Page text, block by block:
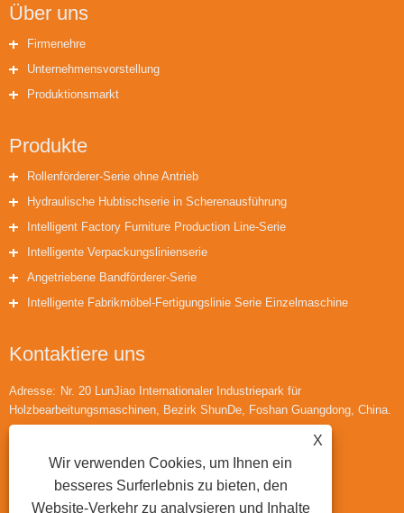
Über uns
Firmenehre
Unternehmensvorstellung
Produktionsmarkt
Produkte
Rollenförderer-Serie ohne Antrieb
Hydraulische Hubtischserie in Scherenausführung
Intelligent Factory Furniture Production Line-Serie
Intelligente Verpackungslinienserie
Angetriebene Bandförderer-Serie
Intelligente Fabrikmöbel-Fertigungslinie Serie Einzelmaschine
Kontaktiere uns
Adresse: Nr. 20 LunJiao Internationaler Industriepark für
Holzbearbeitungsmaschinen, Bezirk ShunDe, Foshan Guangdong, China.
huaihuailiu1@gmail.com
X
Wir verwenden Cookies, um Ihnen ein
besseres Surferlebnis zu bieten, den
Website-Verkehr zu analysieren und Inhalte